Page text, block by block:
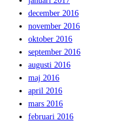
december 2016
november 2016
oktober 2016
september 2016
augusti 2016
maj 2016
april 2016
mars 2016
februari 2016